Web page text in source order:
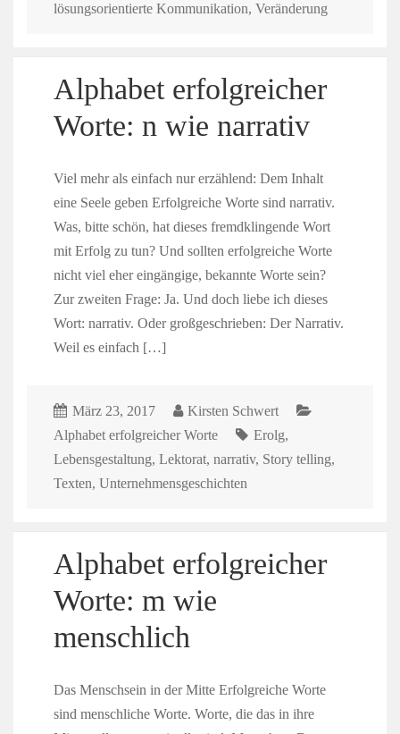
lösungsorientierte Kommunikation, Veränderung
Alphabet erfolgreicher
Worte: n wie narrativ
Viel mehr als einfach nur erzählend: Dem Inhalt
eine Seele geben Erfolgreiche Worte sind narrativ.
Was, bitte schön, hat dieses fremdklingende Wort
mit Erfolg zu tun? Und sollten erfolgreiche Worte
nicht viel eher eingängige, bekannte Worte sein?
Zur zweiten Frage: Ja. Und doch liebe ich dieses
Wort: narrativ. Oder großgeschrieben: Der Narrativ.
Weil es einfach […]
März 23, 2017
Kirsten Schwert
Alphabet erfolgreicher Worte
Erolg,
Lebensgestaltung, Lektorat, narrativ, Story telling,
Texten, Unternehmensgeschichten
Alphabet erfolgreicher
Worte: m wie
menschlich
Das Menschsein in der Mitte Erfolgreiche Worte
sind menschliche Worte. Worte, die das in ihre